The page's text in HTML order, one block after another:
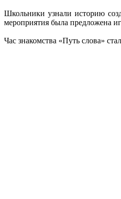
Школьники узнали историю
мероприятия была предложена
Час знакомства «Путь слова»